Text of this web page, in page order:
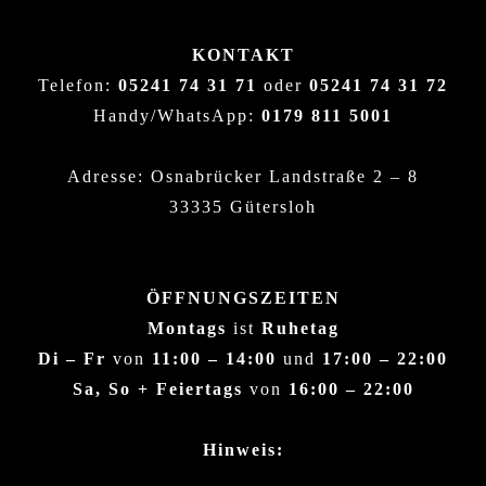
KONTAKT
Telefon: 05241 74 31 71 oder 05241 74 31 72
Handy/WhatsApp: 0179 811 5001
Adresse: Osnabrücker Landstraße 2 – 8
33335 Gütersloh
ÖFFNUNGSZEITEN
Montags ist Ruhetag
Di – Fr von 11:00 – 14:00 und 17:00 – 22:00
Sa, So + Feiertags von 16:00 – 22:00
Hinweis: